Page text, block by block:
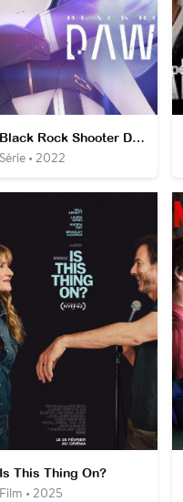
Black Rock Shooter Dawn Fall
• 2022
This Thing On?
• 2025